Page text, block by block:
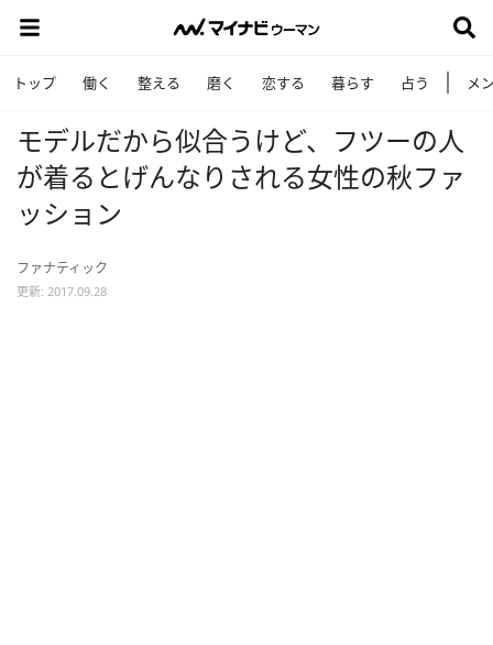
トップ 働く 整える 磨く 恋する 暮らす 占う メ
モデルだから似合うけど、フツーの人
が着るとげんなりされる女性の秋ファ
ッション
ファナティック
更新: 2017.09.28